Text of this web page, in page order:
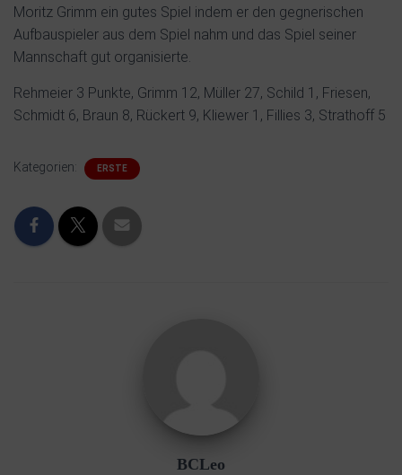
Moritz Grimm ein gutes Spiel indem er den gegnerischen
Aufbauspieler aus dem Spiel nahm und das Spiel seiner
Mannschaft gut organisierte.
Rehmeier 3 Punkte, Grimm 12, Müller 27, Schild 1, Friesen,
Schmidt 6, Braun 8, Rückert 9, Kliewer 1, Fillies 3, Strathoff 5
Kategorien: ERSTE
BCLeo